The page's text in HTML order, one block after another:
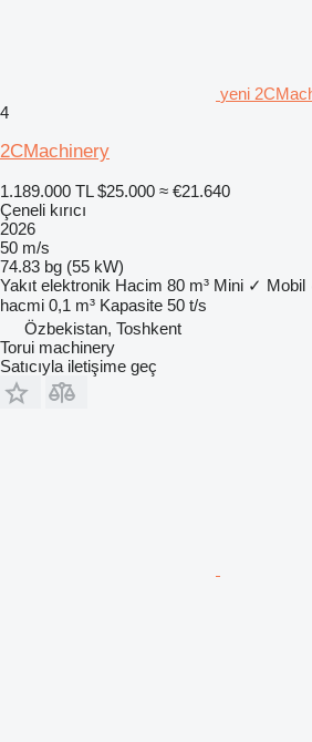
yeni
4
2CMachinery
1.189.000 TL $25.000 ≈ €21.640
Çeneli kırıcı
2026
50 m/s
74.83 bg (55 kW)
Yakıt elektronik Hacim 80 m³ Mini ✓ Mobil
hacmi 0,1 m³ Kapasite 50 t/s
Özbekistan, Toshkent
Torui machinery
Satıcıyla iletişime geç